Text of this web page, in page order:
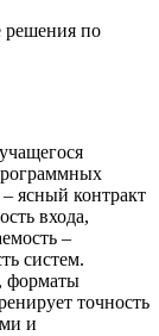
решения по
ясный контракт
входа,
–
систем.
форматы
точность
и